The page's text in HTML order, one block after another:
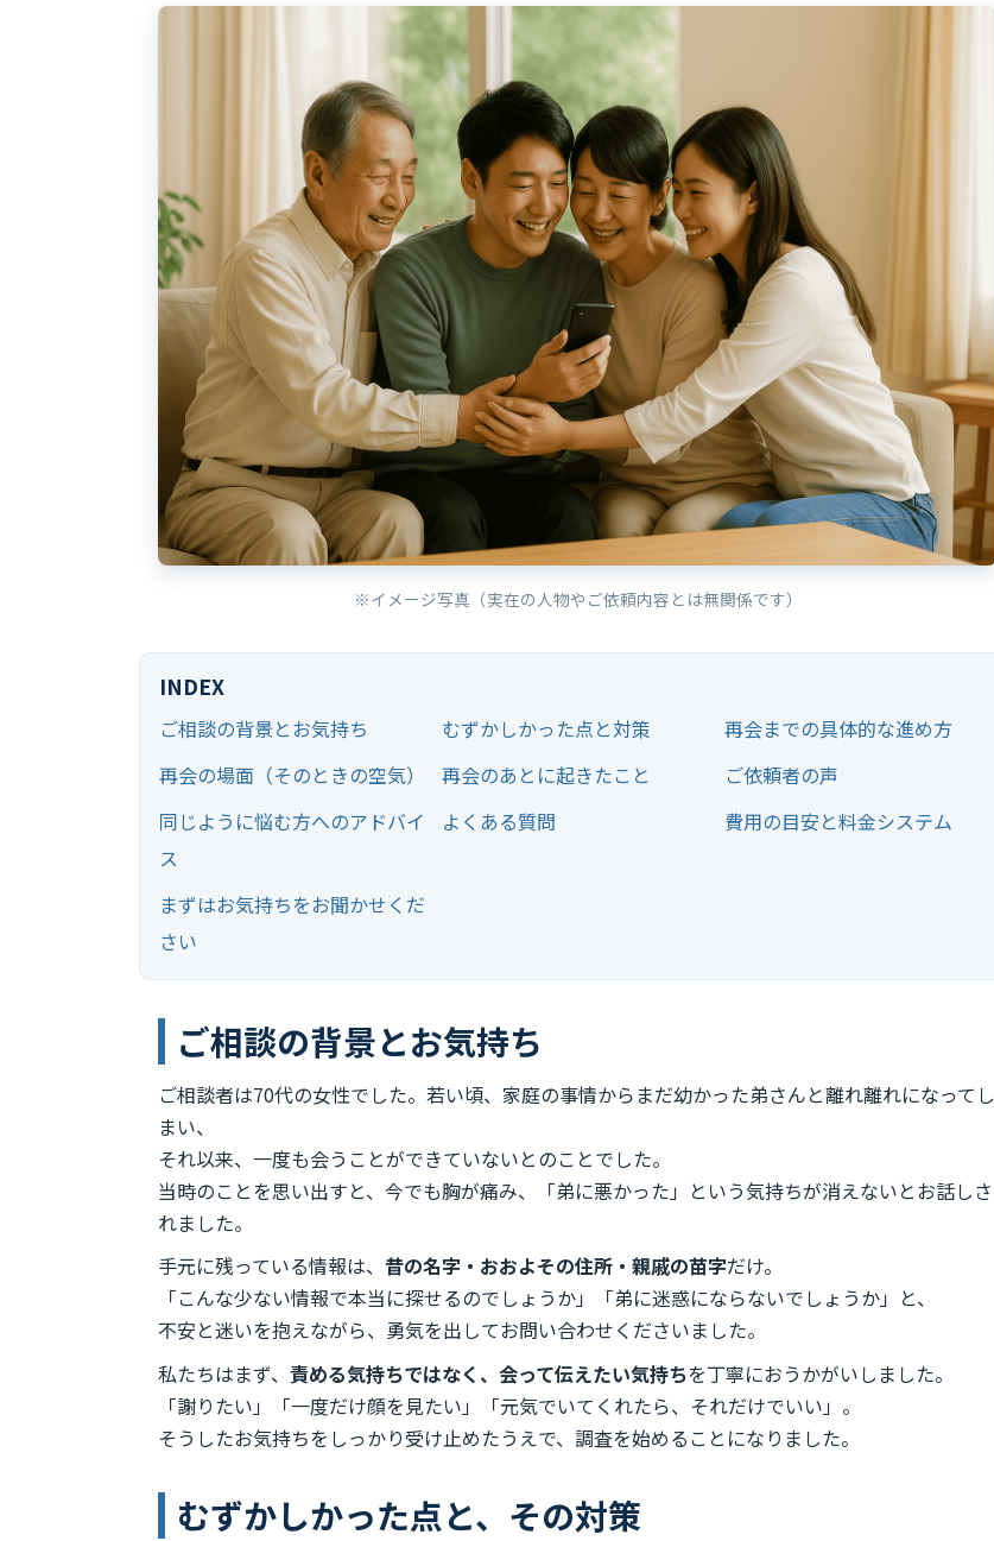
※イメージ写真（実在の人物やご依頼内容とは無関係です）
INDEX
ご相談の背景とお気持ち むずかしかった点と対策
再会までの具体的な進め方
再会の場面（そのときの空気）
再会のあとに起きたこと
ご依頼者の声
同じように悩む方へのアドバイ
ス
よくある質問 費用の目安と料金システム
まずはお気持ちをお聞かせくだ
さい
ご相談の背景とお気持ち
ご相談者は70代の女性でした。若い頃、家庭の事情からまだ幼かった弟さんと離れ離れになってし
まい、
それ以来、一度も会うことができていないとのことでした。
当時のことを思い出すと、今でも胸が痛み、「弟に悪かった」という気持ちが消えないとお話しさ
れました。
手元に残っている情報は、 昔の名字・おおよその住所・親戚の苗字だけ。
「こんな少ない情報で本当に探せるのでしょうか」「弟に迷惑にならないでしょうか」と、
不安と迷いを抱えながら、勇気を出してお問い合わせくださいました。
私たちはまず、 責める気持ちではなく、会って伝えたい気持ちを丁寧におうかがいしました。
「謝りたい」「一度だけ顔を見たい」「元気でいてくれたら、それだけでいい」。
そうしたお気持ちをしっかり受け止めたうえで、調査を始めることになりました。
むずかしかった点と、その対策